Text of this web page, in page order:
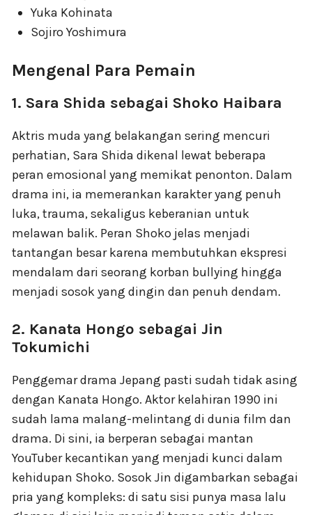
Yuka Kohinata
Sojiro Yoshimura
Mengenal Para Pemain
1. Sara Shida sebagai Shoko Haibara
Aktris muda yang belakangan sering mencuri
perhatian, Sara Shida dikenal lewat beberapa
peran emosional yang memikat penonton. Dalam
drama ini, ia memerankan karakter yang penuh
luka, trauma, sekaligus keberanian untuk
melawan balik. Peran Shoko jelas menjadi
tantangan besar karena membutuhkan ekspresi
mendalam dari seorang korban bullying hingga
menjadi sosok yang dingin dan penuh dendam.
2. Kanata Hongo sebagai Jin
Tokumichi
Penggemar drama Jepang pasti sudah tidak asing
dengan Kanata Hongo. Aktor kelahiran 1990 ini
sudah lama malang-melintang di dunia film dan
drama. Di sini, ia berperan sebagai mantan
YouTuber kecantikan yang menjadi kunci dalam
kehidupan Shoko. Sosok Jin digambarkan sebagai
pria yang kompleks: di satu sisi punya masa lalu